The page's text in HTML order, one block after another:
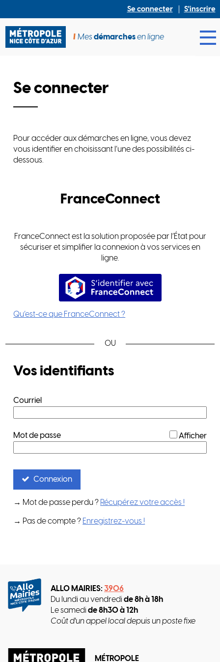
Se connecter S'inscrire
Mesdémarchesen ligne
Se connecter
Pour accéder aux démarches en ligne, vous devez
vous identifier en choisissant l’une des possibilités ci-
dessous.
FranceConnect
FranceConnect est la solution proposée par l’État pour
sécuriser et simplifier la connexion à vos services en
ligne.
S’identifier avec
Qu’est-ce que FranceConnect ?
Vos identifiants
Courriel
Mot de passe Afficher
Connexion
→ Mot de passe perdu ? Récupérez votre accès !
→ Pas de compte ? Enregistrez-vous !
ALLO MAIRIES: 3906
Du lundi au vendredi de 8h à 18h
Le samedi de 8h30 à 12h
Coût d'un appel local depuis un poste fixe
MÉTROPOLE